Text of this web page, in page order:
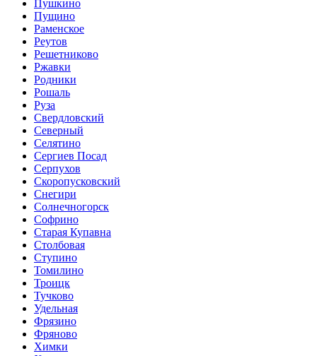
Пушкино
Пущино
Раменское
Реутов
Решетниково
Ржавки
Родники
Рошаль
Руза
Свердловский
Северный
Селятино
Сергиев Посад
Серпухов
Скоропусковский
Снегири
Солнечногорск
Софрино
Старая Купавна
Столбовая
Ступино
Томилино
Троицк
Тучково
Удельная
Фрязино
Фряново
Химки